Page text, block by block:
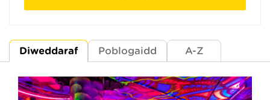
Diweddaraf Poblogaidd A-Z